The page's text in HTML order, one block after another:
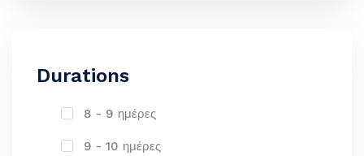
Durations
8 - 9 ημέρες
9 - 10 ημέρες